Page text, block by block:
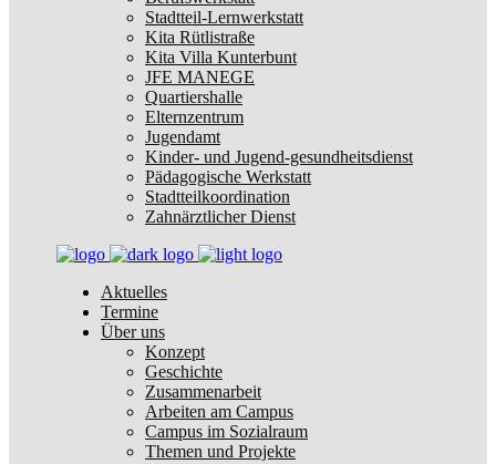
Stadtteil-Lernwerkstatt
Kita Rütlistraße
Kita Villa Kunterbunt
JFE MANEGE
Quartiershalle
Elternzentrum
Jugendamt
Kinder- und Jugend-gesundheitsdienst
Pädagogische Werkstatt
Stadtteilkoordination
Zahnärztlicher Dienst
Aktuelles
Termine
Über uns
Konzept
Geschichte
Zusammenarbeit
Arbeiten am Campus
Campus im Sozialraum
Themen und Projekte